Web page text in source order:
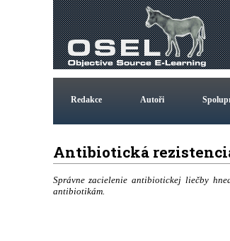
Redakce Autoři
Antibiotická
Správne zacielenie antibiotickej liečby
antibiotikám.